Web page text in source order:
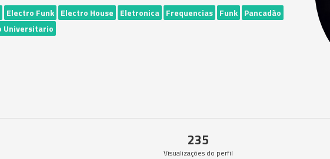
Electro Funk Electro House Eletronica Frequencias Funk Pancadão
Universitario
235
Visualizações do perfil